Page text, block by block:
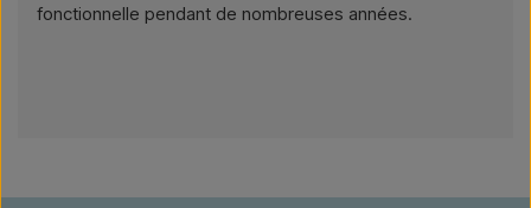
fonctionnelle pendant de nombreuses années.